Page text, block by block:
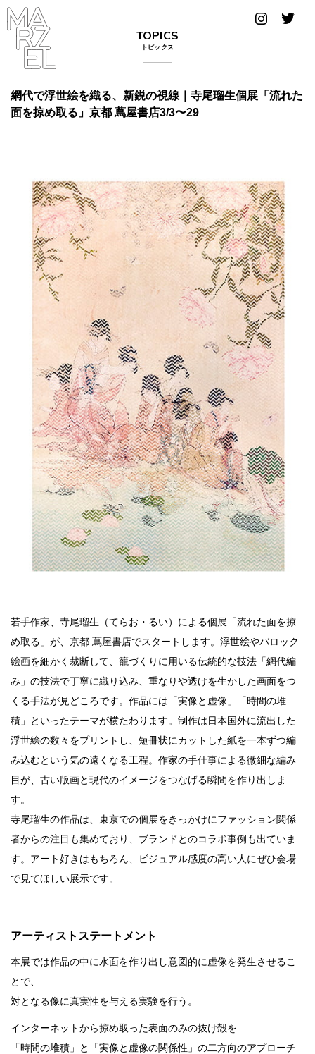
フィ
デザ
ナー
コンゴ
ブカ
プール
ンテ
屋十四
叶える
の文
行動
ザインを
する
筋トレ
の絵で
る
りどり
文化
バファ
頓堀
銭湯
TOPICS
トピックス
網代で浮世絵を織る、新鋭の視線｜寺尾瑠生個展「流れた
面を掠め取る」京都 蔦屋書店3/3〜29
若手作家、寺尾瑠生（てらお・るい）による個展「流れた面を掠
め取る」が、京都 蔦屋書店でスタートします。浮世絵やバロック
絵画を細かく裁断して、籠づくりに用いる伝統的な技法「網代編
み」の技法で丁寧に織り込み、重なりや透けを生かした画面をつ
くる手法が見どころです。作品には「実像と虚像」「時間の堆
積」といったテーマが横たわります。制作は日本国外に流出した
浮世絵の数々をプリントし、短冊状にカットした紙を一本ずつ編
み込むという気の遠くなる工程。作家の手仕事による微細な編み
目が、古い版画と現代のイメージをつなげる瞬間を作り出しま
す。
寺尾瑠生の作品は、東京での個展をきっかけにファッション関係
者からの注目も集めており、ブランドとのコラボ事例も出ていま
す。アート好きはもちろん、ビジュアル感度の高い人にぜひ会場
で見てほしい展示です。
アーティストステートメント
本展では作品の中に水面を作り出し意図的に虚像を発生させるこ
とで、
対となる像に真実性を与える実験を行う。
インターネットから掠め取った表面のみの抜け殻を
「時間の堆積」と「実像と虚像の関係性」の二方向のアプローチ